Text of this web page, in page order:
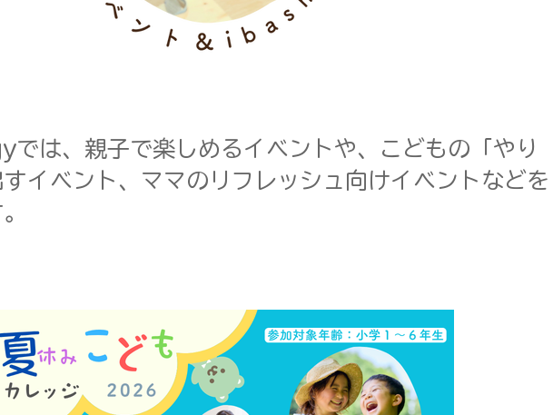
は、​親子で楽しめるイベントや、こどもの「やり
イベント、ママのリフレッシュ向けイベントなどを